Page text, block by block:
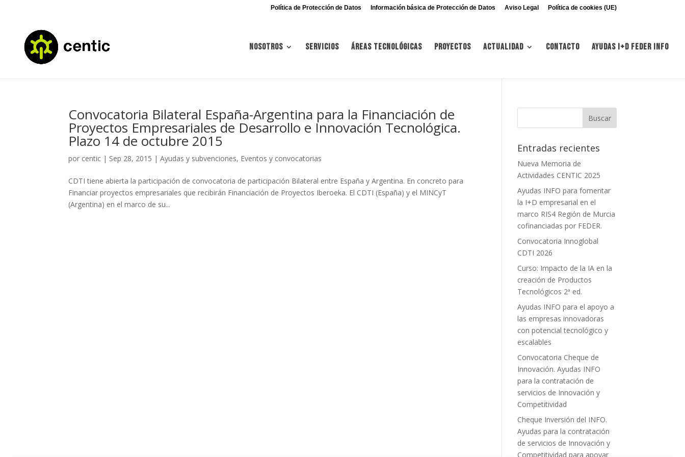
Política de Protección de Datos Información básica de Protección de Datos Aviso Legal Política de cookies (UE)
Nosotros Servicios Áreas tecnológicas Proyectos Actualidad Contacto Ayudas I+d FEDER INFO
Convocatoria Bilateral España-Argentina para la Financiación de
Proyectos Empresariales de Desarrollo e Innovación Tecnológica.
Plazo 14 de octubre 2015
por centic | Sep 28, 2015 |Ayudas y subvenciones, Eventos y convocatorias
CDTI tiene abierta la participación de convocatoria de participación Bilateral entre España y Argentina. En concreto para
Financiar proyectos empresariales que recibirán Financiación de Proyectos Iberoeka. El CDTI (España) y el MINCyT
(Argentina) en el marco de su...
Entradas recientes
Nueva Memoria de
Actividades CENTIC 2025
Ayudas INFO para fomentar
la I+D empresarial en el
marco RIS4 Región de Murcia
cofinanciadas por FEDER.
Convocatoria Innoglobal
CDTI 2026
Curso: Impacto de la IA en la
creación de Productos
Tecnológicos 2ª ed.
Ayudas INFO para el apoyo a
las empresas innovadoras
con potencial tecnológico y
escalables
Convocatoria Cheque de
Innovación. Ayudas INFO
para la contratación de
servicios de Innovación y
Competitividad
Cheque Inversión del INFO.
Ayudas para la contratación
de servicios de Innovación y
Competitividad para apoyar